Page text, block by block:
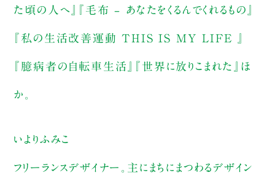
た頃の人へ』『毛布 – あなたをくるんでくれるもの』
『私の生活改善運動 THIS IS MY LIFE 』
『臆病者の自転車生活』『世界に放りこまれた』ほ
か。
いよりふみこ
フリーランスデザイナー。主にまちにまつわるデザイン